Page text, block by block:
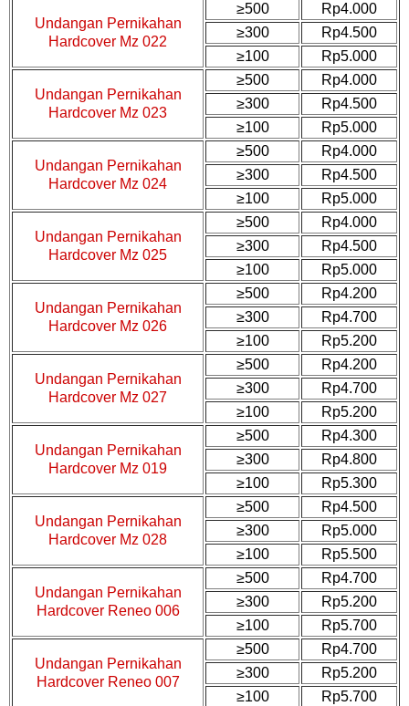
Undangan Pernikahan
Hardcover Mz 022
≥500
Rp4.000
≥300
Rp4.500
≥100
Rp5.000
Undangan Pernikahan
Hardcover Mz 023
≥500
Rp4.000
≥300
Rp4.500
≥100
Rp5.000
Undangan Pernikahan
Hardcover Mz 024
≥500
Rp4.000
≥300
Rp4.500
≥100
Rp5.000
Undangan Pernikahan
Hardcover Mz 025
≥500
Rp4.000
≥300
Rp4.500
≥100
Rp5.000
Undangan Pernikahan
Hardcover Mz 026
≥500
Rp4.200
≥300
Rp4.700
≥100
Rp5.200
Undangan Pernikahan
Hardcover Mz 027
≥500
Rp4.200
≥300
Rp4.700
≥100
Rp5.200
Undangan Pernikahan
Hardcover Mz 019
≥500
Rp4.300
≥300
Rp4.800
≥100
Rp5.300
Undangan Pernikahan
Hardcover Mz 028
≥500
Rp4.500
≥300
Rp5.000
≥100
Rp5.500
Undangan Pernikahan
Hardcover Reneo 006
≥500
Rp4.700
≥300
Rp5.200
≥100
Rp5.700
Undangan Pernikahan
Hardcover Reneo 007
≥500
Rp4.700
≥300
Rp5.200
≥100
Rp5.700